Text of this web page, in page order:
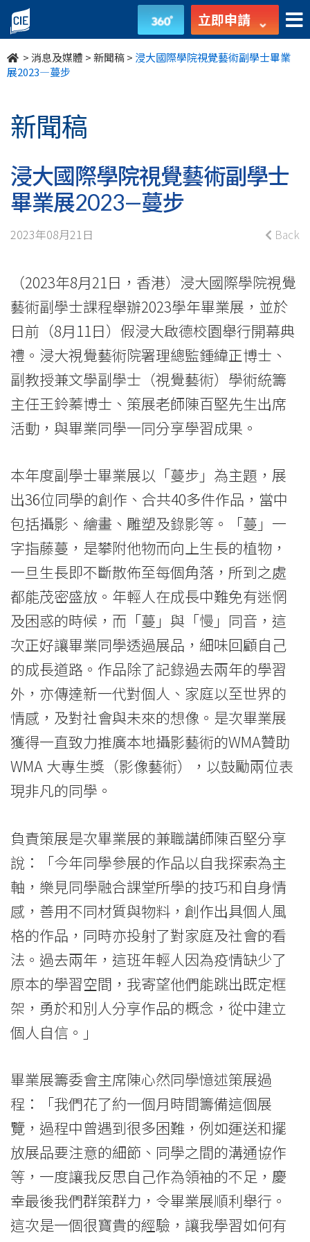
浸
大
國
學
院
視
覺
術
副
學
士
畢
業
展
2023
—
蔓
步
學
院
消
息
國
學
院
香
港
浸
會
學
立即申請
>消息及媒體 >新聞稿> 浸大國際學院視覺藝術副學士畢業
展2023—蔓步
新聞稿
浸大國際學院視覺藝術副學士
畢業展2023—蔓步
2023年08月21日 Back
（2023年8月21日，香港）浸大國際學院視覺
藝術副學士課程舉辦2023學年畢業展，並於
日前（8月11日）假浸大啟德校園舉行開幕典
禮。浸大視覺藝術院署理總監鍾緯正博士、
副教授兼文學副學士（視覺藝術）學術統籌
主任王鈴蓁博士、策展老師陳百堅先生出席
活動，與畢業同學一同分享學習成果。
本年度副學士畢業展以「蔓步」為主題，展
出36位同學的創作、合共40多件作品，當中
包括攝影、繪畫、雕塑及錄影等。「蔓」一
字指藤蔓，是攀附他物而向上生長的植物，
一旦生長即不斷散佈至每個角落，所到之處
都能茂密盛放。年輕人在成長中難免有迷惘
及困惑的時候，而「蔓」與「慢」同音，這
次正好讓畢業同學透過展品，細味回顧自己
的成長道路。作品除了記錄過去兩年的學習
外，亦傳達新一代對個人、家庭以至世界的
情感，及對社會與未來的想像。是次畢業展
獲得一直致力推廣本地攝影藝術的WMA贊助
WMA 大專生獎（影像藝術），以鼓勵兩位表
現非凡的同學。
負責策展是次畢業展的兼職講師陳百堅分享
說：「今年同學參展的作品以自我探索為主
軸，樂見同學融合課堂所學的技巧和自身情
感，善用不同材質與物料，創作出具個人風
格的作品，同時亦投射了對家庭及社會的看
法。過去兩年，這班年輕人因為疫情缺少了
原本的學習空間，我寄望他們能跳出既定框
架，勇於和別人分享作品的概念，從中建立
個人自信。」
畢業展籌委會主席陳心然同學憶述策展過
程：「我們花了約一個月時間籌備這個展
覽，過程中曾遇到很多困難，例如運送和擺
放展品要注意的細節、同學之間的溝通協作
等，一度讓我反思自己作為領袖的不足，慶
幸最後我們群策群力，令畢業展順利舉行。
這次是一個很寶貴的經驗，讓我學習如何有